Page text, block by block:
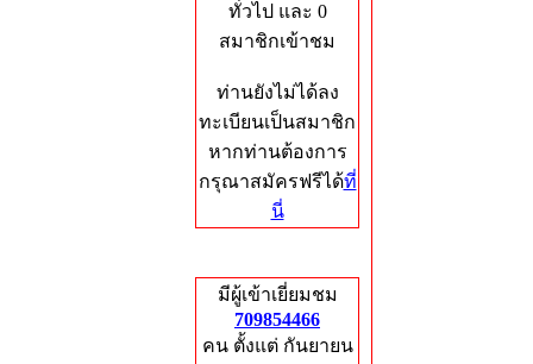
ทั่วไป และ 0
สมาชิกเข้าชม
ท่านยังไม่ได้ลง
ทะเบียนเป็นสมาชิก
หากท่านต้องการ
กรุณาสมัครฟรีได้ที่
นี่
มีผู้เข้าเยี่ยมชม
709854466
คน ตั้งแต่ กันยายน